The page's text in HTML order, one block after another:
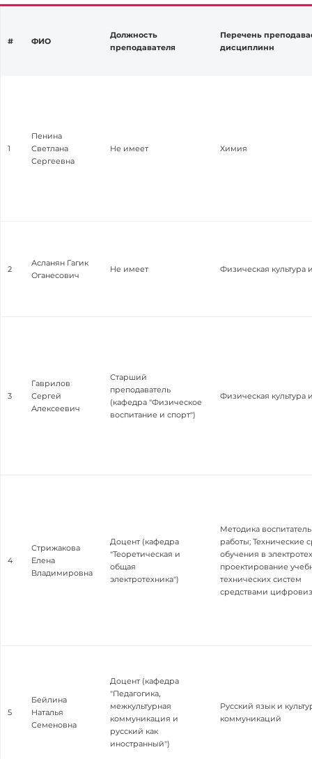
# ФИО
Должность
преподавателя
Перечень
дисциплинн
1
Пенина
Светлана
Сергеевна
Не имеет Химия
2
Асланян Гагик
Оганесович
Не имеет Физическая культура
3
Гаврилов
Сергей
Алексеевич
Старший
преподаватель
(кафедра "Физическое
воспитание и спорт")
Физическая культура
4
Стрижакова
Елена
Владимировна
Доцент (кафедра
"Теоретическая и
общая
электротехника")
Методика
работы; Технические
обучения в
проектирование
технических систем
средствами
5
Бейлина
Наталья
Семеновна
Доцент (кафедра
"Педагогика,
межкультурная
коммуникация и
русский как
иностранный")
Русский язык и
коммуникаций